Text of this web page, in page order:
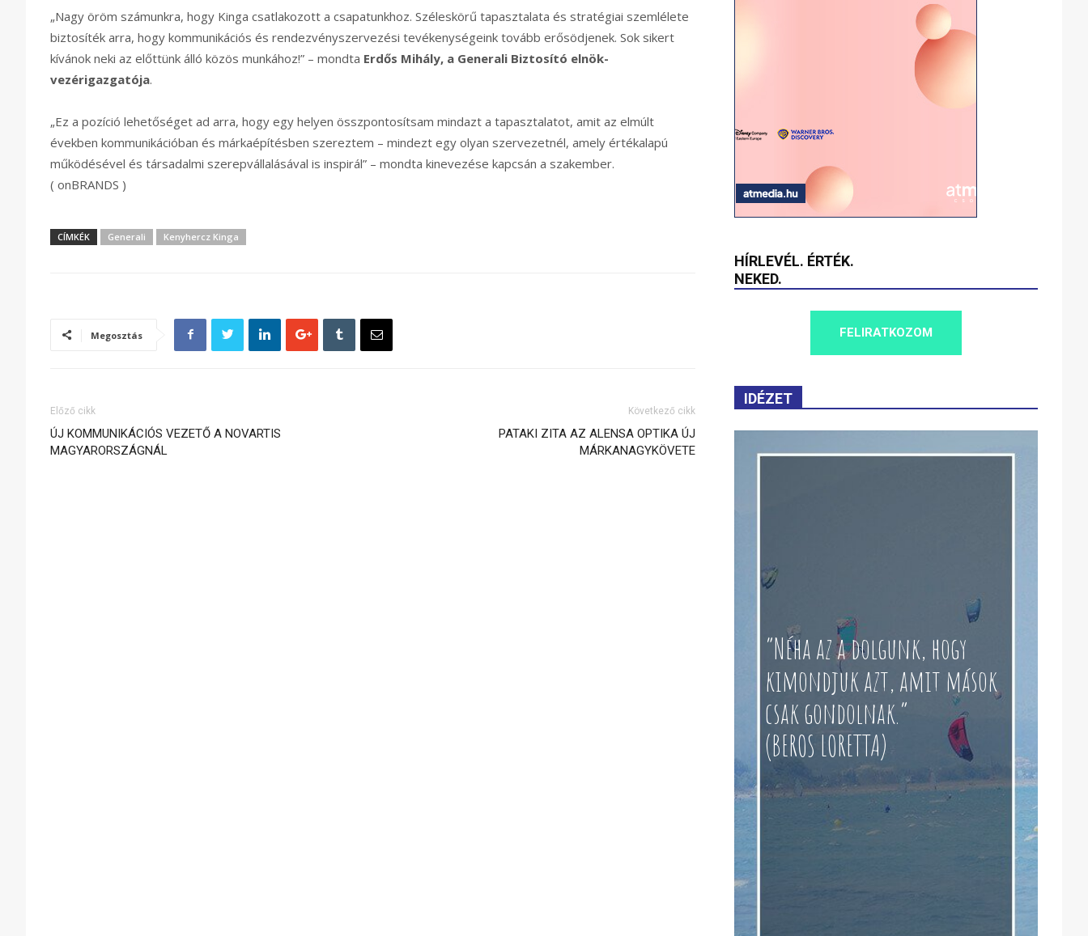
„Nagy öröm számunkra, hogy Kinga csatlakozott a csapatunkhoz. Széleskörű tapasztalata és stratégiai szemlélete
biztosíték arra, hogy kommunikációs és rendezvényszervezési tevékenységeink tovább erősödjenek. Sok sikert
kívánok neki az előttünk álló közös munkához!” – mondta Erdős Mihály, a Generali Biztosító elnök-
vezérigazgatója.
„Ez a pozíció lehetőséget ad arra, hogy egy helyen összpontosítsam mindazt a tapasztalatot, amit az elmúlt
években kommunikációban és márkaépítésben szereztem – mindezt egy olyan szervezetnél, amely értékalapú
működésével és társadalmi szerepvállalásával is inspirál” – mondta kinevezése kapcsán a szakember.
( onBRANDS )
CÍMKÉK Generali Kenyhercz Kinga
Megosztás
Előző cikk
ÚJ KOMMUNIKÁCIÓS VEZETŐ A NOVARTIS
MAGYARORSZÁGNÁL
Következő cikk
PATAKI ZITA AZ ALENSA OPTIKA ÚJ
MÁRKANAGYKÖVETE
HÍRLEVÉL. ÉRTÉK.
NEKED.
FELIRATKOZOM
IDÉZET
“Néha az a dolgunk, hogy
kimondjuk azt, amit mások
csak gondolnak.”
(BEROS LORETTA)